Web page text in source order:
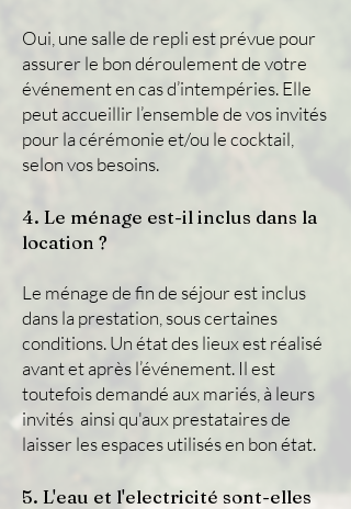
Oui, une salle de repli est prévue pour
assurer le bon déroulement de votre
événement en cas d’intempéries. Elle
peut accueillir l’ensemble de vos invités
pour la cérémonie et/ou le cocktail,
selon vos besoins.
4. Le ménage est-il inclus dans la
location ?
Le ménage de fin de séjour est inclus
dans la prestation, sous certaines
conditions. Un état des lieux est réalisé
avant et après l’événement. Il est
toutefois demandé aux mariés, à leurs
invités ainsi qu'aux prestataires de
laisser les espaces utilisés en bon état.
5. L'eau et l'electricité sont-elles